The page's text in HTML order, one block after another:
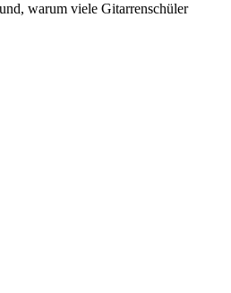
warum viele Gitarrenschüler